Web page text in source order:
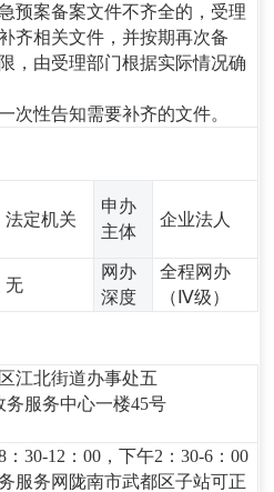
案备案文件不齐全的，受理
齐相关文件，并按期再次备
，由受理部门根据实际情况确
性告知需要补齐的文件。
法定机关
申办
主体
企业法人
无
网办
深度
全程网办
（Ⅳ级）
江北街道办事处五
务服务中心一楼45号
30-12：00，下午2：30-6：00
服务网陇南市武都区子站可正